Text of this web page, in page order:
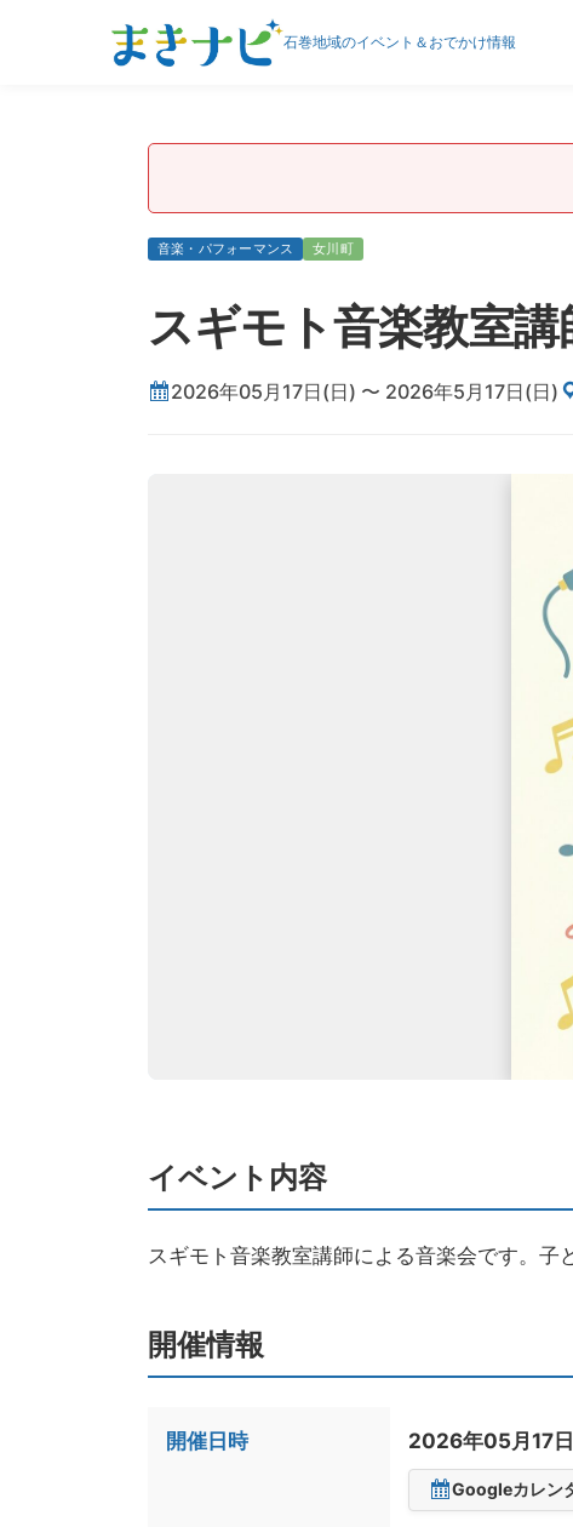
石巻地域のイベント＆おでかけ情報
音楽・パフォーマンス 女川町
スギモト音楽教室
2026年05月17日(日) 〜 2026年5月17日(日)
イベント内容
スギモト音楽教室講師による音楽会です。子
開催情報
開催日時 2026年05月17
Googleカレン